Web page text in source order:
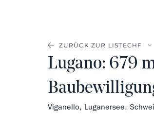
ZURÜCK ZUR LISTE
Lugano: 679
Viganello, Luganersee,